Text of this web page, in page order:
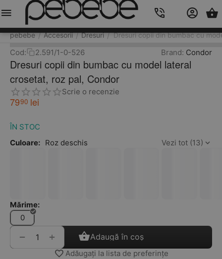
pebebe / Accesorii / Dresuri / Dresuri copii din bumbac cu
Cod: 2.591/1-0-526 Brand: Condor
Dresuri copii din bumbac cu model lateral
crosetat, roz pal, Condor
Scrie o recenzie
7990 lei
ÎN STOC
Culoare: Roz deschis Vezi tot (13)
Mărime:
0
+
− Adaugă în coș
Adăugați la lista de preferințe
Meniu Caută Cos